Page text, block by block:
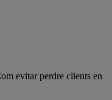
evitar perdre clients en